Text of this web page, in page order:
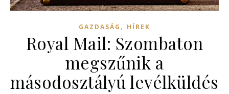
GAZDASÁG , HÍREK
Royal Mail: Szombaton
megszűnik a
másodosztályú levélküldés